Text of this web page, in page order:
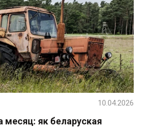
месяц: як беларуская
10.04.2026